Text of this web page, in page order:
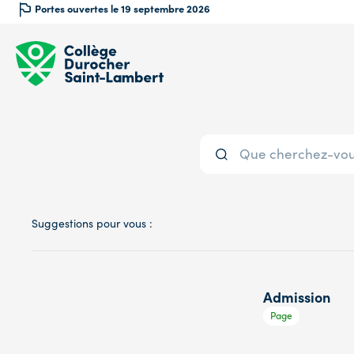
Portes ouvertes le 19 septembre 2026
Suggestions pour vous :
Admission
Page
Page